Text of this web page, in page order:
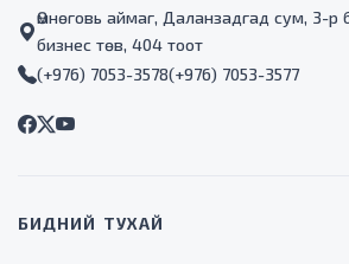
мэргэжилтэнд ашиглалтын сургалтад
Өмнөговь аймаг, Даланзадгад сум, 3-р
бизнес төв, 404 тоот
(+976) 7053-3578(+976) 7053-3577
БИДНИЙ ТУХАЙ